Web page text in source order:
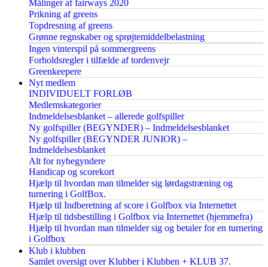
Målinger af fairways 2020
Prikning af greens
Topdresning af greens
Grønne regnskaber og sprøjtemiddelbelastning
Ingen vinterspil på sommergreens
Forholdsregler i tilfælde af tordenvejr
Greenkeepere
Nyt medlem
INDIVIDUELT FORLØB
Medlemskategorier
Indmeldelsesblanket – allerede golfspiller
Ny golfspiller (BEGYNDER) – Indmeldelsesblanket
Ny golfspiller (BEGYNDER JUNIOR) –
Indmeldelsesblanket
Alt for nybegyndere
Handicap og scorekort
Hjælp til hvordan man tilmelder sig lørdagstræning og
turnering i GolfBox.
Hjælp til Indberetning af score i Golfbox via Internettet
Hjælp til tidsbestilling i Golfbox via Internettet (hjemmefra)
Hjælp til hvordan man tilmelder sig og betaler for en turnering
i Golfbox
Klub i klubben
Samlet oversigt over Klubber i Klubben + KLUB 37.